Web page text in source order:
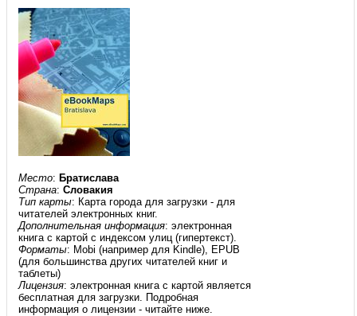
Место: Братислава
Страна:Словакия
Тип карты: Карта города для загрузки - для
читателей электронных книг.
Дополнительная информация: электронная
книга с картой с индексом улиц (гипертекст).
Форматы: Mobi (например для Kindle), EPUB
(для большинства других читателей книг и
таблеты)
Лицензия: электронная книга с картой является
бесплатная для загрузки. Подробная
информация о лицензии - читайте ниже.